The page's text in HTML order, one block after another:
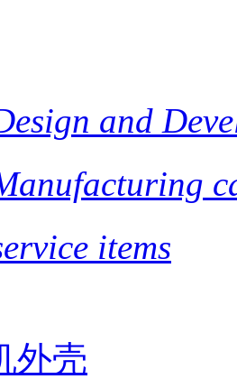
and
items
外壳